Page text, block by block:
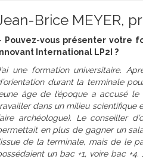
Brice MEYER,
Pouvez-vous présenter votre
Innovant International LP2I ?
une formation universitaire.
durant la terminale
âge de l’époque a accusé
dans un milieu scientifique
archéologue). Le conseiller
en plus de gagner un
de la terminale, mais de le
un bac +1, voire bac